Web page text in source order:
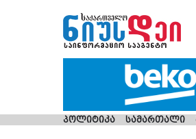
პოლიტიკა სამართალი